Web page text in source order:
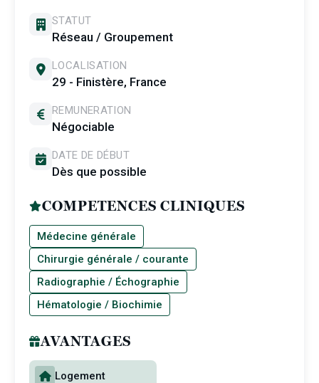
STATUT
Réseau / Groupement
LOCALISATION
29 - Finistère, France
REMUNERATION
Négociable
DATE DE DÉBUT
Dès que possible
COMPETENCES CLINIQUES
Médecine générale
Chirurgie générale / courante
Radiographie / Échographie
Hématologie / Biochimie
AVANTAGES
Logement